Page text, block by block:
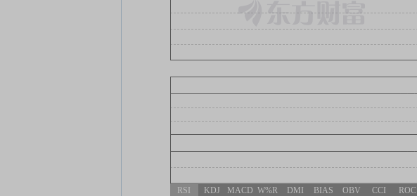
05-12
05-08
RSI KDJ MACD W%R DMI BIAS OBV CCI ROC